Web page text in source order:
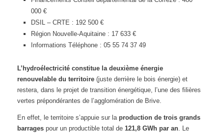
000 €
DSIL – CRTE : 192 500 €
Région Nouvelle-Aquitaine : 17 633 €
Informations Téléphone : 05 55 74 37 49
L’hydroélectricité constitue la deuxième énergie
renouvelable du territoire(juste derrière le bois énergie) et
restera, dans le projet de transition énergétique, l’une des filières
vertes prépondérantes de l’agglomération de Brive.
En effet, le territoire s’appuie sur la production de trois grands
barragespour un productible total de 121,8 GWh par an. Le